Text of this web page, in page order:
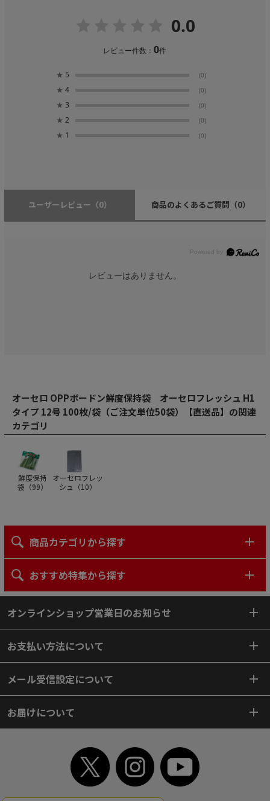
0.0
レビュー件数：0件
★ 5 (0)
★ 4 (0)
★ 3 (0)
★ 2 (0)
★ 1 (0)
ユーザーレビュー （0） 商品のよくあるご質問 （0）
レビューはありません。
オーセロ OPPボードン鮮度保持袋 オーセロフレッシュ H1
タイプ 12号 100枚/袋（ご注文単位50袋）【直送品】の関連
カテゴリ
鮮度保持
袋（99）
オーセロフレッ
シュ（10）
商品カテゴリから探す
おすすめ特集から探す
オンラインショップ営業日のお知らせ
お支払い方法について
メール受信設定について
お届けについて